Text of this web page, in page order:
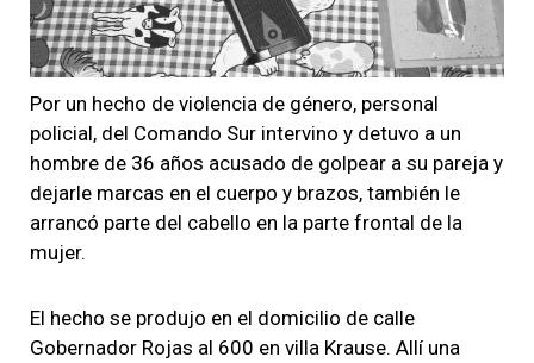
Por un hecho de violencia de género, personal
policial, del Comando Sur intervino y detuvo a un
hombre de 36 años acusado de golpear a su pareja y
dejarle marcas en el cuerpo y brazos, también le
arrancó parte del cabello en la parte frontal de la
mujer.
El hecho se produjo en el domicilio de calle
Gobernador Rojas al 600 en villa Krause. Allí una